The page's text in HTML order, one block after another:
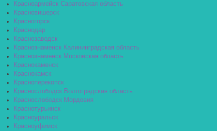
Красноармейск Саратовская область
Красновишерск
Красногорск
Краснодар
Краснозаводск
Краснознаменск Калининградская область
Краснознаменск Московская область
Краснокаменск
Краснокамск
Красноперекопск
Краснослободск Волгоградская область
Краснослободск Мордовия
Краснотурьинск
Красноуральск
Красноуфимск